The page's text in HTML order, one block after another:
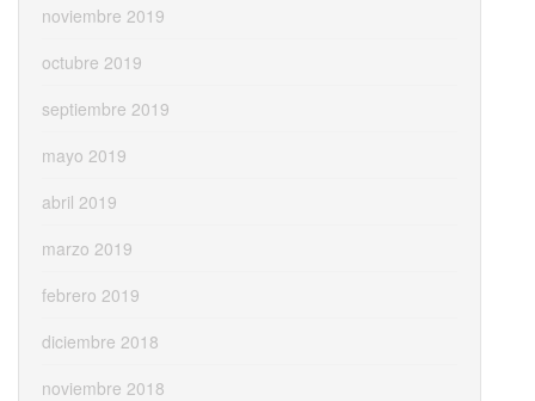
noviembre 2019
octubre 2019
septiembre 2019
mayo 2019
abril 2019
marzo 2019
febrero 2019
diciembre 2018
noviembre 2018